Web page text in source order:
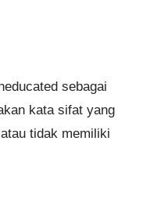
sebagai
kata sifat yang
tidak memiliki